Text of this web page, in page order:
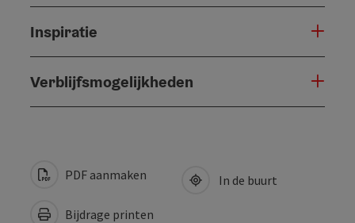
Inspiratie
Verblijfsmogelijkheden
PDF aanmaken
Bijdrage printen
In de buurt